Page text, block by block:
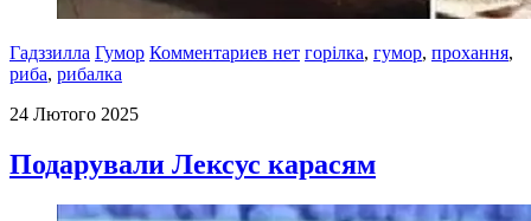
Гадззилла Гумор Комментариев нет горілка, гумор, прохання,
риба, рибалка
24 Лютого 2025
Подарували Лексус карасям